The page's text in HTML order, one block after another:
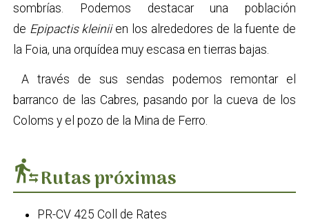
sombrías. Podemos destacar una población
de Epipactis kleiniien los alrededores de la fuente de
la Foia, una orquídea muy escasa en tierras bajas.
A través de sus sendas podemos remontar el
barranco de las Cabres, pasando por la cueva de los
Coloms y el pozo de la Mina de Ferro.
transfer_within_a_stationRutas próximas
PR-CV 425 Coll de Rates